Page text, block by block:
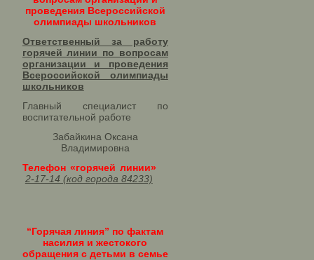
проведения Всероссийской
олимпиады школьников
Ответственный за работу
горячей линии по вопросам
организации и проведения
Всероссийской олимпиады
школьников​
Главный специалист по
воспитательной работе
Забайкина Оксана
Владимировна
Телефон «горячей линии»
2-17-14 (код города 84233)
“Горячая линия” по фактам
насилия и жестокого
обращения с детьми в семье